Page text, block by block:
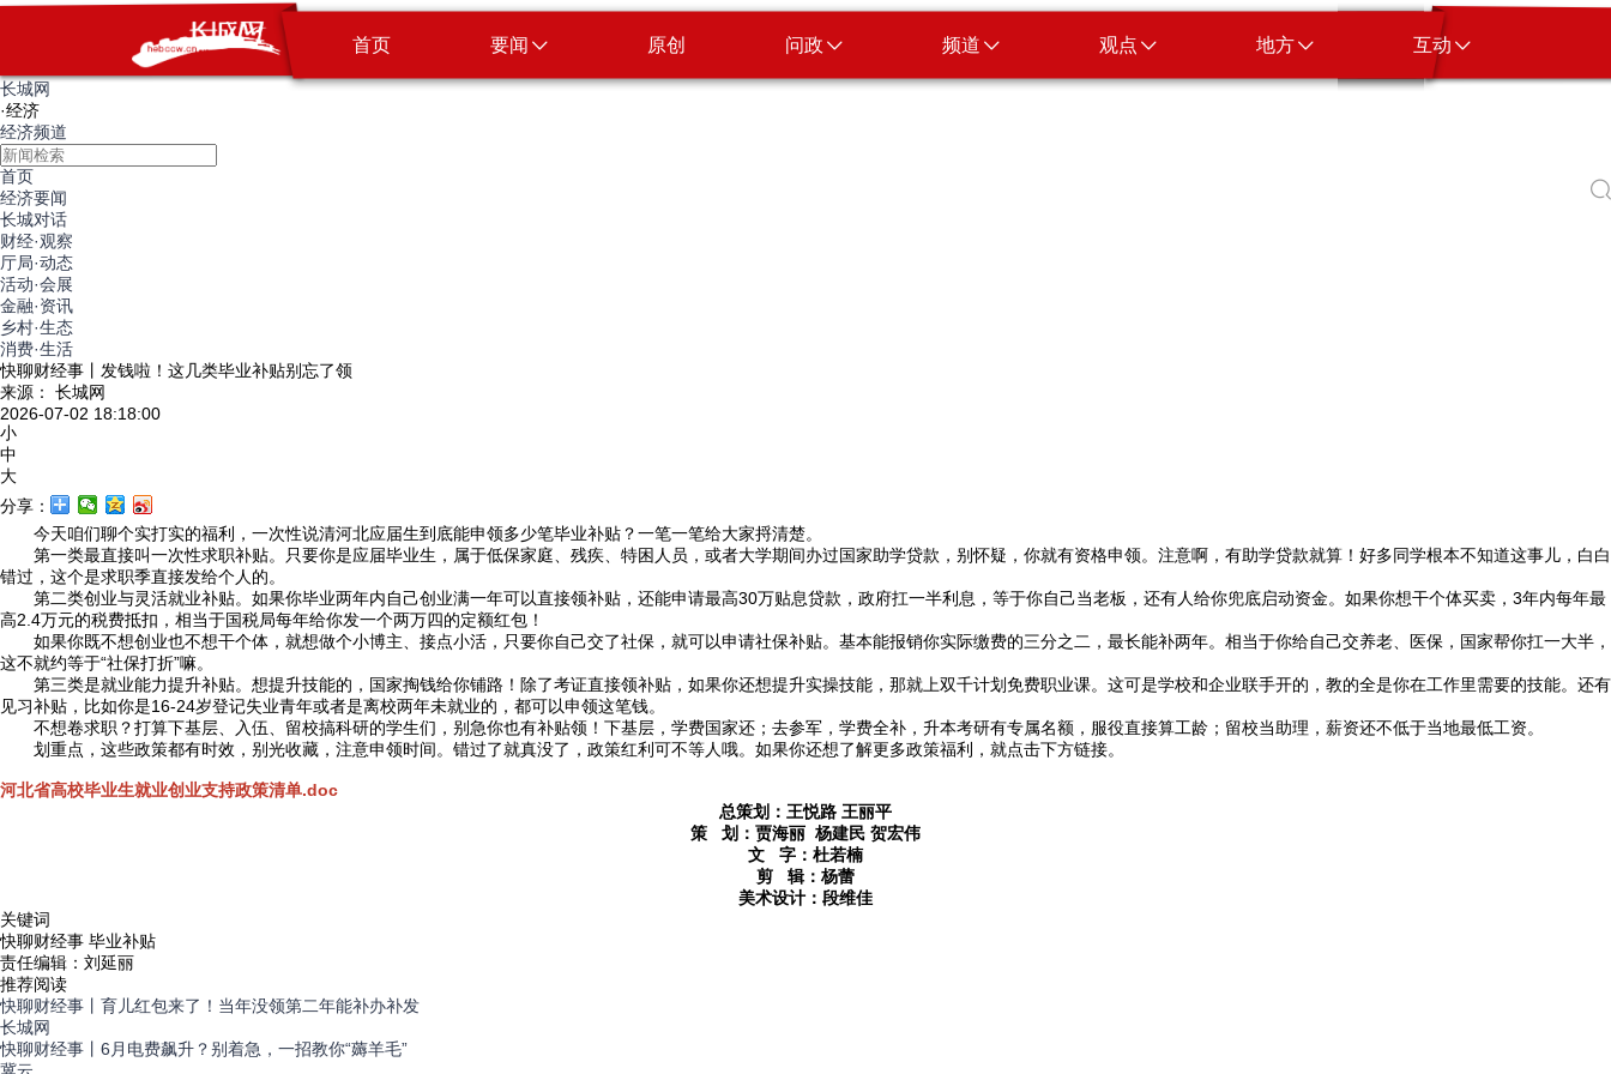
首页 要闻 原创 问政 频道 观点 地方 互动
长城网
·经济
经济频道
首页
经济要闻
长城对话
财经·观察
厅局·动态
活动·会展
金融·资讯
乡村·生态
消费·生活
快聊财经事丨发钱啦！这几类毕业补贴别忘了领
来源： 长城网
2026-07-02 18:18:00
小
中
大
分享：
今天咱们聊个实打实的福利，一次性说清河北应届生到底能申领多少笔毕业补贴？一笔一笔给大家捋清楚。
第一类最直接叫一次性求职补贴。只要你是应届毕业生，属于低保家庭、残疾、特困人员，或者大学期间办过国家助学贷款，别怀疑，你就有资格申领。注意啊，有助学贷款就算！好多同学根本不知道这事儿，白白
错过，这个是求职季直接发给个人的。
第二类创业与灵活就业补贴。如果你毕业两年内自己创业满一年可以直接领补贴，还能申请最高30万贴息贷款，政府扛一半利息，等于你自己当老板，还有人给你兜底启动资金。如果你想干个体买卖，3年内每年最
高2.4万元的税费抵扣，相当于国税局每年给你发一个两万四的定额红包！
如果你既不想创业也不想干个体，就想做个小博主、接点小活，只要你自己交了社保，就可以申请社保补贴。基本能报销你实际缴费的三分之二，最长能补两年。相当于你给自己交养老、医保，国家帮你扛一大半，
这不就约等于“社保打折”嘛。
第三类是就业能力提升补贴。想提升技能的，国家掏钱给你铺路！除了考证直接领补贴，如果你还想提升实操技能，那就上双千计划免费职业课。这可是学校和企业联手开的，教的全是你在工作里需要的技能。还有
见习补贴，比如你是16-24岁登记失业青年或者是离校两年未就业的，都可以申领这笔钱。
不想卷求职？打算下基层、入伍、留校搞科研的学生们，别急你也有补贴领！下基层，学费国家还；去参军，学费全补，升本考研有专属名额，服役直接算工龄；留校当助理，薪资还不低于当地最低工资。
划重点，这些政策都有时效，别光收藏，注意申领时间。错过了就真没了，政策红利可不等人哦。如果你还想了解更多政策福利，就点击下方链接。
河北省高校毕业生就业创业支持政策清单.doc
总策划：王悦路 王丽平
策 划：贾海丽 杨建民 贺宏伟
文 字：杜若楠
剪 辑：杨蕾
美术设计：段维佳
关键词
快聊财经事 毕业补贴
责任编辑：刘延丽
推荐阅读
快聊财经事丨育儿红包来了！当年没领第二年能补办补发
长城网
快聊财经事丨6月电费飙升？别着急，一招教你“薅羊毛”